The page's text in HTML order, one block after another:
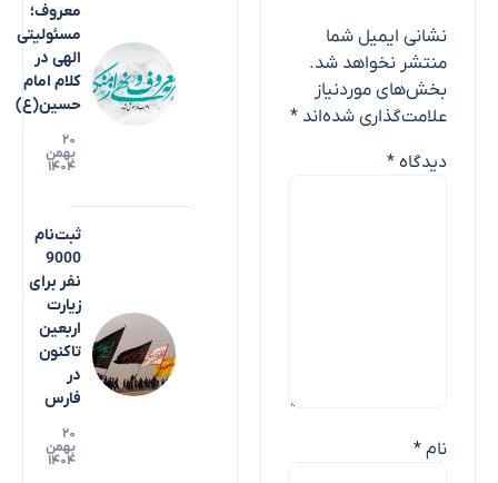
نشانی ایمیل شما
منتشر نخواهد شد.
بخش‌های موردنیاز
علامت‌گذاری شده‌اند *
دیدگاه *
نام *
معروف؛
مسئولیتی
الهی در
کلام امام
حسین(ع)
۲۰
بهمن
۱۴۰۴
ثبت‌نام
9000
نفر برای
زیارت
اربعین
تاکنون
در
فارس
۲۰
بهمن
۱۴۰۴